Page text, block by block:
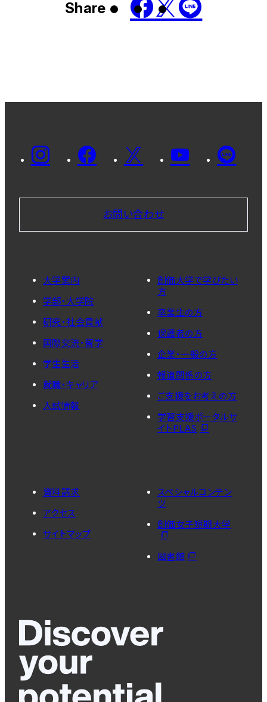
Share
お問い合わせ
大学案内
学部・大学院
研究・社会貢献
国際交流・留学
学生生活
就職・キャリア
入試情報
創価大学で学びたい
方
卒業生の方
保護者の方
企業・一般の方
報道関係の方
ご支援をお考えの方
学習支援ポータルサ
イトPLAS
資料請求
アクセス
サイトマップ
スペシャルコンテン
ツ
創価女子短期大学
図書館